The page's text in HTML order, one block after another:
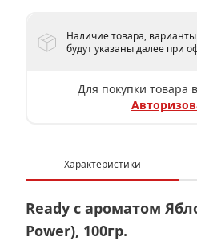
Наличие товара,
будут указаны далее при
Для покупки товара
Характеристики
Ready с ароматом
Power), 100гр.